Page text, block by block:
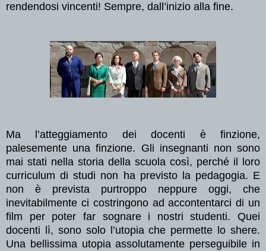
rendendosi vincenti! Sempre, dall’inizio alla fine.
Ma l’atteggiamento dei docenti è finzione,
palesemente una finzione. Gli insegnanti non sono
mai stati nella storia della scuola così, perché il loro
curriculum di studi non ha previsto la pedagogia. E
non è prevista purtroppo neppure oggi, che
inevitabilmente ci costringono ad accontentarci di un
film per poter far sognare i nostri studenti. Quei
docenti lì, sono solo l’utopia che permette lo shere.
Una bellissima utopia assolutamente perseguibile in